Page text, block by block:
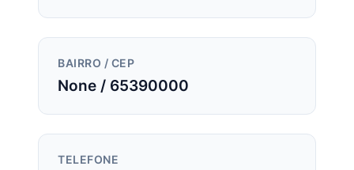
BAIRRO / CEP
None / 65390000
TELEFONE